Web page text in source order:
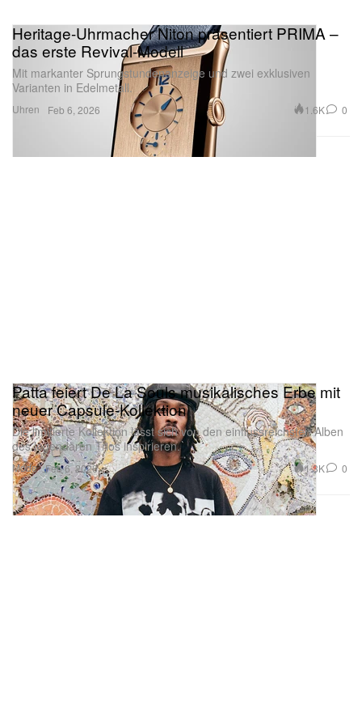
Uhren
Heritage-Uhrmacher Niton präsentiert PRIMA –
das erste Revival-Modell
Mit markanter Sprungstundenanzeige und zwei exklusiven
Varianten in Edelmetall.
Feb 6, 2026 1.6K 0
Mode
Patta feiert De La Souls musikalisches Erbe mit
neuer Capsule-Kollektion
Die limitierte Kollektion lässt sich von den einflussreichsten Alben
des legendären Trios inspirieren.
Feb 6, 2026 1.3K 0